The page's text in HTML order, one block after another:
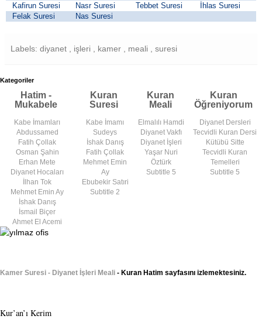
Kafirun Suresi
Nasr Suresi Tebbet Suresi
İhlas Suresi
Felak Suresi
Nas Suresi
Labels: diyanet , işleri , kamer , meali , suresi
Kategoriler
Hatim -
Mukabele
Kuran
Suresi
Kuran
Meali
Kuran
Öğreniyorum
Kabe İmamları
Abdussamed
Fatih Çollak
Osman Şahin
Erhan Mete
Diyanet Hocaları
İlhan Tok
Mehmet Emin Ay
İshak Danış
İsmail Biçer
Ahmet El Acemi
Kabe İmamı
Sudeys
İshak Danış
Fatih Çollak
Mehmet Emin
Ay
Ebubekir Satıri
Subtitle 2
Elmalılı Hamdi
Diyanet Vakfı
Diyanet İşleri
Yaşar Nuri
Öztürk
Subtitle 5
Diyanet Dersleri
Tecvidli Kuran Dersi
Kütübü Sitte
Tecvidli Kuran
Temelleri
Subtitle 5
Kamer Suresi - Diyanet İşleri Meali - Kuran Hatim sayfasını izlemektesiniz.
Kur’an’ı Kerim